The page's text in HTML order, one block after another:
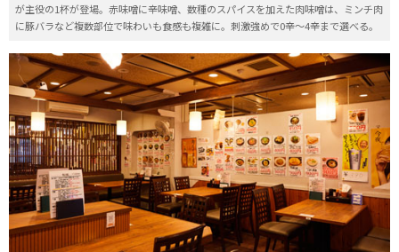
が主役の1杯が登場。赤味噌に辛味噌、数種のスパイスを加えた肉味噌は、ミンチ肉
に豚バラなど複数部位で味わいも食感も複雑に。刺激強めで0辛〜4辛まで選べる。